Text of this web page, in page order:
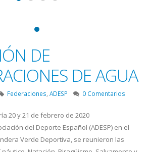
DE
DE AGUA
Federaciones ADESP 0 Comentarios
20 y 21 de febrero de 2020
del Deporte Español (ADESP) en el
Verde Deportiva, se reunieron las